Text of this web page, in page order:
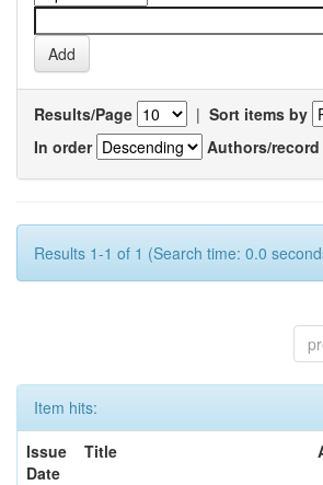
Results/Page | Sort items by
In order
Authors/record
Results 1-1 of 1 (Search time: 0.0
Item hits:
Issue
Date
Title